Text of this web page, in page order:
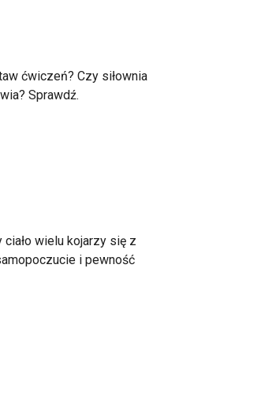
ćwiczeń? Czy siłownia
Sprawdź.
wielu kojarzy się z
i pewność